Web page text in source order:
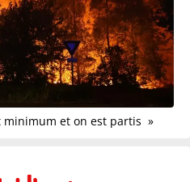
minimum et on est partis »